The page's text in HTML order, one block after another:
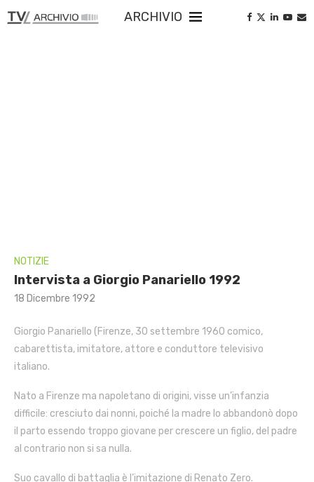
ARCHIVIO
NOTIZIE
Intervista a Giorgio Panariello 1992
18 Dicembre 1992
Giorgio Panariello (Firenze, 30 settembre 1960 comico,
cabarettista, imitatore, attore e conduttore televisivo
italiano.
Nato a Firenze ma napoletano di origini, visse un’infanzia
difficile: cresciuto dai nonni, poiché la madre lo abbandonò dopo
il parto essendo troppo giovane per crescere un figlio, del padre
al contrario non si sa nulla.
Suo cavallo di battaglia è l’imitazione di Renato Zero.